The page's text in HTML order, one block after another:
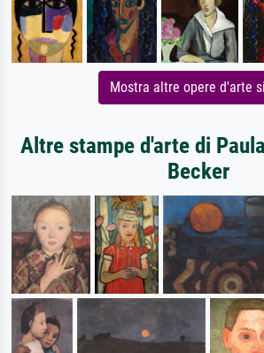
Mostra altre opere d'arte
Altre stampe d'arte di
Becker